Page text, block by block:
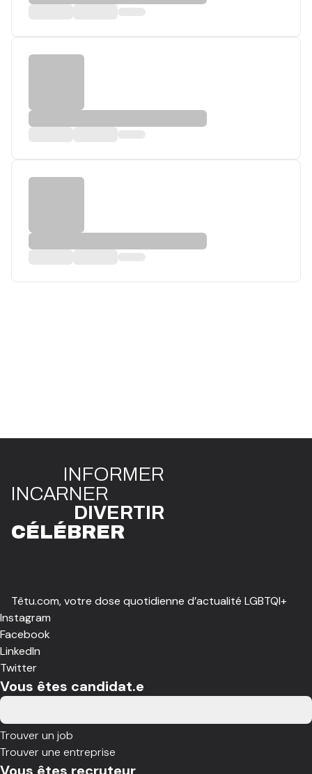
INFORMER
INCARNER
DIVERTIR
CÉLÉBRER
Têtu.com, votre dose quotidienne d’actualité LGBTQI+
Instagram
Facebook
LinkedIn
Twitter
Vous êtes candidat.e
Trouver un job
Trouver une entreprise